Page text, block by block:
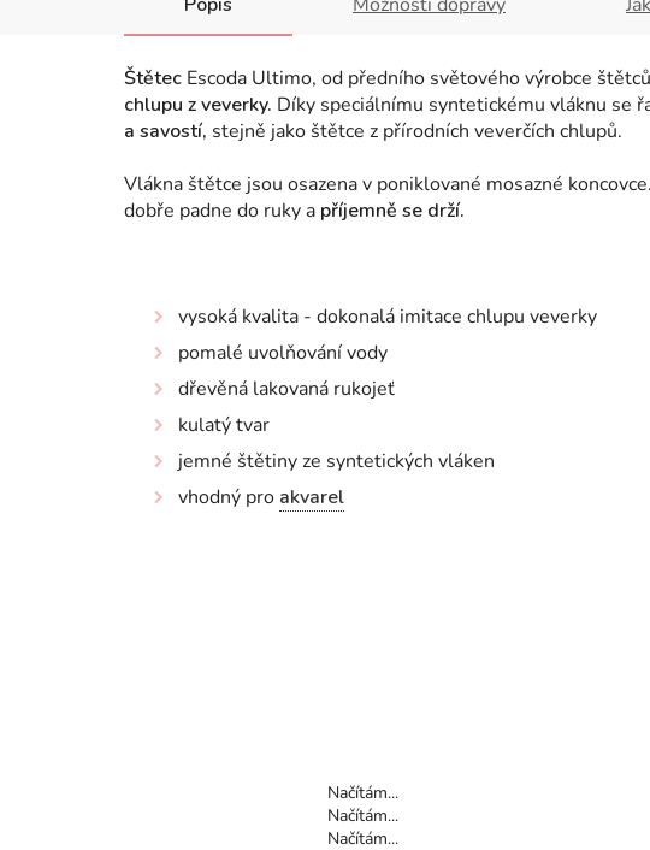
Štětec Escoda Ultimo, od předního světového výrobce
chlupu z veverky. Díky speciálnímu syntetickému vláknu se
a savostí, stejně jako štětce z přírodních veverčích chlupů.
Vlákna štětce jsou osazena v poniklované mosazné
dobře padne do ruky a příjemně se drží.
vysoká kvalita - dokonalá imitace chlupu veverky
pomalé uvolňování vody
dřevěná lakovaná rukojeť
kulatý tvar
jemné štětiny ze syntetických vláken
vhodný pro akvarel
Načítám...
Načítám...
Načítám...